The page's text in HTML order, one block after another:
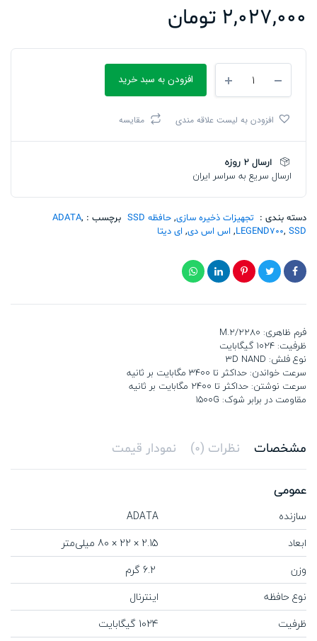
2,027,000 تومان
دی
دیتا
تعداد
افزودن به سبد خرید
افزودن به لیست علاقه مندی مقایسه
ارسال 2 روزه
ارسال سریع به سراسر ایران
دسته بندی : تجهیزات ذخیره سازی, حافظه SSD برچسب : ADATA,
LEGEND700, SSD
, اس اس دی, ای دیتا
فرم ظاهری: M.2/2280
ظرفیت: 1024 گیگابایت
نوع فلش: 3D NAND
سرعت خواندن: حداکثر تا 3400 مگابایت بر ثانیه
سرعت نوشتن: حداکثر تا 2400 مگابایت بر ثانیه
مقاومت در برابر شوک: 1500G
مشخصات نظرات (0) نمودار قیمت
عمومی
سازنده
ADATA
ابعاد
2.15 × 22 × 80 میلی‌متر
وزن
نوع حافظه
اینترنال
ظرفیت
1024 گیگابایت